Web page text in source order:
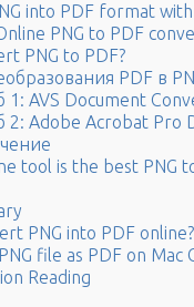
into PDF format
PNG to PDF
PNG to PDF?
PDF в
1: AVS Document
2: Adobe Acrobat Pro
tool is the best PNG
PNG into PDF online?
file as PDF on Mac
Reading